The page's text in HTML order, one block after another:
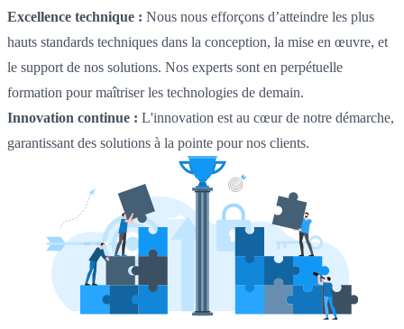
Excellence technique : Nous nous efforçons d’atteindre les plus
hauts standards techniques dans la conception, la mise en œuvre, et
le support de nos solutions. Nos experts sont en perpétuelle
formation pour maîtriser les technologies de demain.
Innovation continue : L'innovation est au cœur de notre démarche,
garantissant des solutions à la pointe pour nos clients.